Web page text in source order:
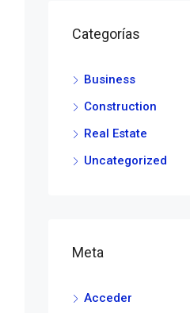
Categorías
Business
Construction
Real Estate
Uncategorized
Meta
Acceder